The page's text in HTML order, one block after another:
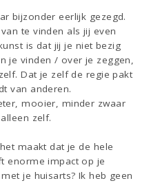
bijzonder eerlijk gezegd.
te vinden als jij even
is dat jij je niet bezig
je vinden / over je zeggen,
Dat je zelf de regie pakt
van anderen.
mooier, minder zwaar
zelf.
maakt dat je de hele
enorme impact op je
je huisarts? Ik heb geen